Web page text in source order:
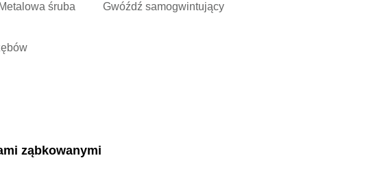
Metalowa śruba Gwóźdź samogwintujący
ząbkowanymi